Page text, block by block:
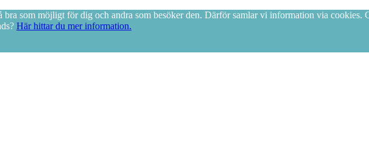
som möjligt för dig och andra som besöker den. Därför samlar vi information via
Här hittar du mer information.